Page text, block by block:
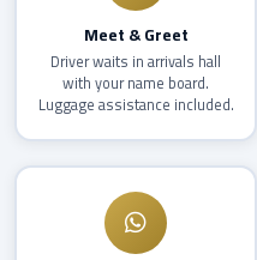
Meet & Greet
Driver waits in arrivals hall
with your name board.
Luggage assistance included.